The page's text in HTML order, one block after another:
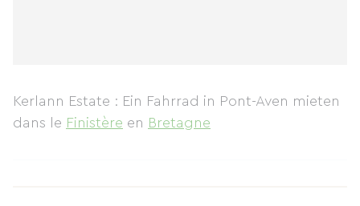
Kerlann Estate : Ein Fahrrad in Pont-Aven mieten
dans le Finistère en Bretagne